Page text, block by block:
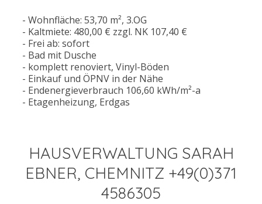
- Wohnfläche: 53,70 m², 3.OG
- Kaltmiete: 480,00 € zzgl. NK 107,40 €
- Frei ab: sofort
- Bad mit Dusche
- komplett renoviert, Vinyl-Böden
- Einkauf und ÖPNV in der Nähe
- Endenergieverbrauch 106,60 kWh/m²-a
- Etagenheizung, Erdgas
HAUSVERWALTUNG SARAH
EBNER, CHEMNITZ +49(0)371
4586305